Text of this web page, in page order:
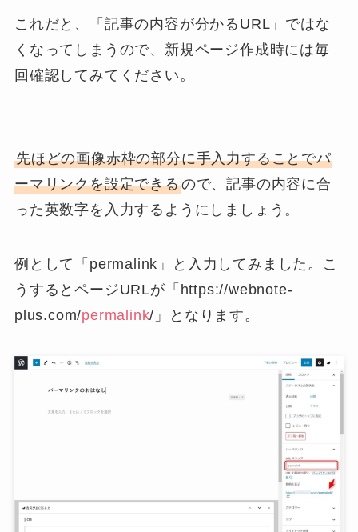
これだと、「記事の内容が分かるURL」ではな
くなってしまうので、新規ページ作成時には毎
回確認してみてください。
先ほどの画像赤枠の部分に手入力することでパ
ーマリンクを設定できるので、記事の内容に合
った英数字を入力するようにしましょう。
例として「permalink」と入力してみました。こ
うするとページURLが「https://webnote-
plus.com/permalink/」となります。